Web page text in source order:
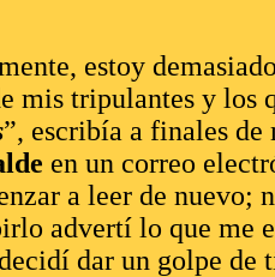
estoy
mis tripulantes y los
”, escribía a finales
en un correo
a leer de nuevo;
advertí lo que me
dar un golpe de